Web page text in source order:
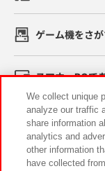
ゲーム機をさが
スマホ・PCで
イベント・キャ
We collect unique
analyze our traffic
share information
analytics and
other information
have collected